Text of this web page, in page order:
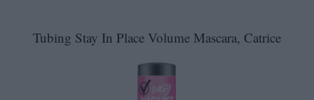
Tubing Stay In Place Volume Mascara, Catrice